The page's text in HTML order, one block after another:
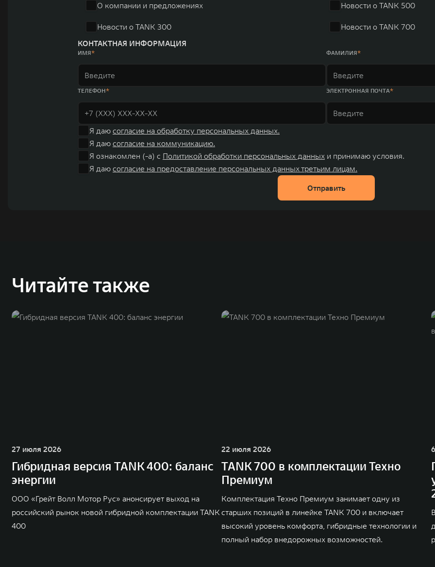
О компании и предложениях
Новости о TANK 300
Новости о TANK 500
Новости о TANK 700
КОНТАКТНАЯ ИНФОРМАЦИЯ
ИМЯ ФАМИЛИЯ
ТЕЛЕФОН ЭЛЕКТРОННАЯ ПОЧТА
Я даю согласие на обработку персональных данных.
Я даю согласие на коммуникацию.
Я ознакомлен (-а) с Политикой обработки персональных данных и принимаю условия.
Я даю согласие на предоставление персональных данных третьим лицам.
Отправить
Читайте также
27 июля 2026
Гибридная версия TANK 400: баланс
энергии
ООО «Грейт Волл Мотор Рус» анонсирует выход на
российский рынок новой гибридной комплектации TANK
400
22 июля 2026
TANK 700 в комплектации Техно
Премиум
Комплектация Техно Премиум занимает одну из
старших позиций в линейке TANK 700 и включает
высокий уровень комфорта, гибридные технологии и
полный набор внедорожных возможностей.